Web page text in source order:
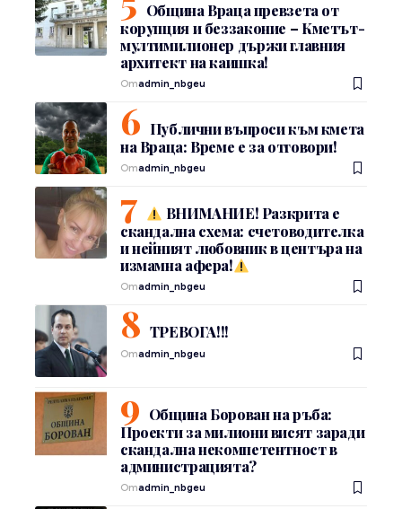
Община Враца превзета от
корупция и беззаконие – Кметът-
мултимилионер държи главния
архитект на каишка!
Отadmin_nbgeu
Публични въпроси към кмета
на Враца: Време е за отговори!
Отadmin_nbgeu
ВНИМАНИЕ! Разкрита е
скандална схема: счетоводителка
и нейният любовник в центъра на
измамна афера!
Отadmin_nbgeu
ТРЕВОГА!!!
Отadmin_nbgeu
Община Борован на ръба:
Проекти за милиони висят заради
скандална некомпетентност в
администрацията?
Отadmin_nbgeu